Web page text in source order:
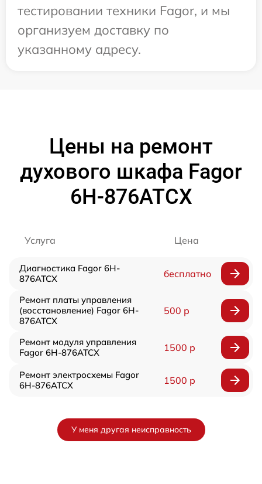
тестировании техники Fagor, и мы
организуем доставку по
указанному адресу.
Цены на ремонт
духового шкафа Fagor
6H-876ATCX
Услуга Цена
Диагностика Fagor 6H-
876ATCX
бесплатно
Ремонт платы управления
(восстановление) Fagor 6H-
876ATCX
500 р
Ремонт модуля управления
Fagor 6H-876ATCX
1500 р
Ремонт электросхемы Fagor
6H-876ATCX
1500 р
У меня другая неисправность